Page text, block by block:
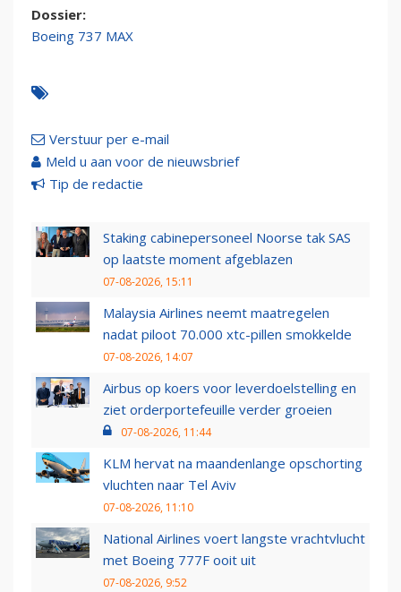
Dossier:
Boeing 737 MAX
Verstuur per e-mail
Meld u aan voor de nieuwsbrief
Tip de redactie
Staking cabinepersoneel Noorse tak SAS
op laatste moment afgeblazen
07-08-2026, 15:11
Malaysia Airlines neemt maatregelen
nadat piloot 70.000 xtc-pillen smokkelde
07-08-2026, 14:07
Airbus op koers voor leverdoelstelling en
ziet orderportefeuille verder groeien
07-08-2026, 11:44
KLM hervat na maandenlange opschorting
vluchten naar Tel Aviv
07-08-2026, 11:10
National Airlines voert langste vrachtvlucht
met Boeing 777F ooit uit
07-08-2026, 9:52